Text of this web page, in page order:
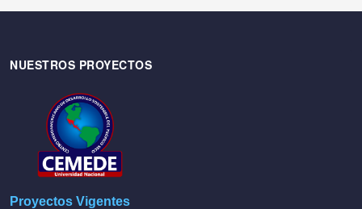
NUESTROS PROYECTOS
Proyectos Vigentes